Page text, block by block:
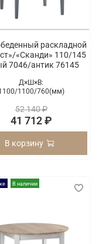
раскладной
«Сканди» 110/145
7046/антик 76145
Д×Ш×В:
1100/760(мм)
52 140 ₽
41 712 ₽
В корзину
В наличии